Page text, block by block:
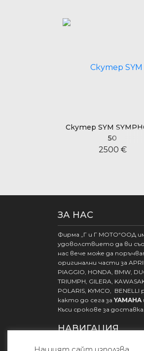
Скутер SYM
50
2500 €
ЗА НАС
Фирма „Г и Г МОТО“ООД
удоволствието да ви
нас вече може да
оригинални части за
PIAGGIO, HONDA, BMW,
TRIUMPH, GILERA,
POLARIS, KYMCO, BENELLI
както до сега за YAMAHA
Къси срокове за доставка.
НАВИГАЦИЯ
Начало
Нашият сайт използва